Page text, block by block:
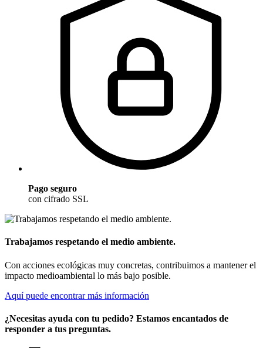
Pago seguro
con cifrado SSL
Trabajamos respetando el medio ambiente.
Con acciones ecológicas muy concretas, contribuimos a mantener el
impacto medioambiental lo más bajo posible.
Aquí puede encontrar más información
¿Necesitas ayuda con tu pedido? Estamos encantados de
responder a tus preguntas.